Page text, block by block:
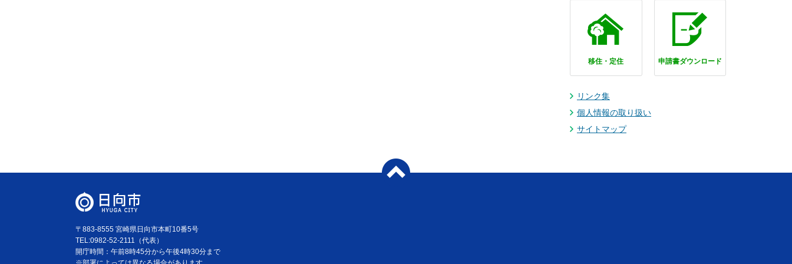
移住・定住 申請書ダウンロード
リンク集
個人情報の取り扱い
サイトマップ
〒883-8555 宮崎県日向市本町10番5号
TEL:0982-52-2111（代表）
開庁時間：午前8時45分から午後4時30分まで